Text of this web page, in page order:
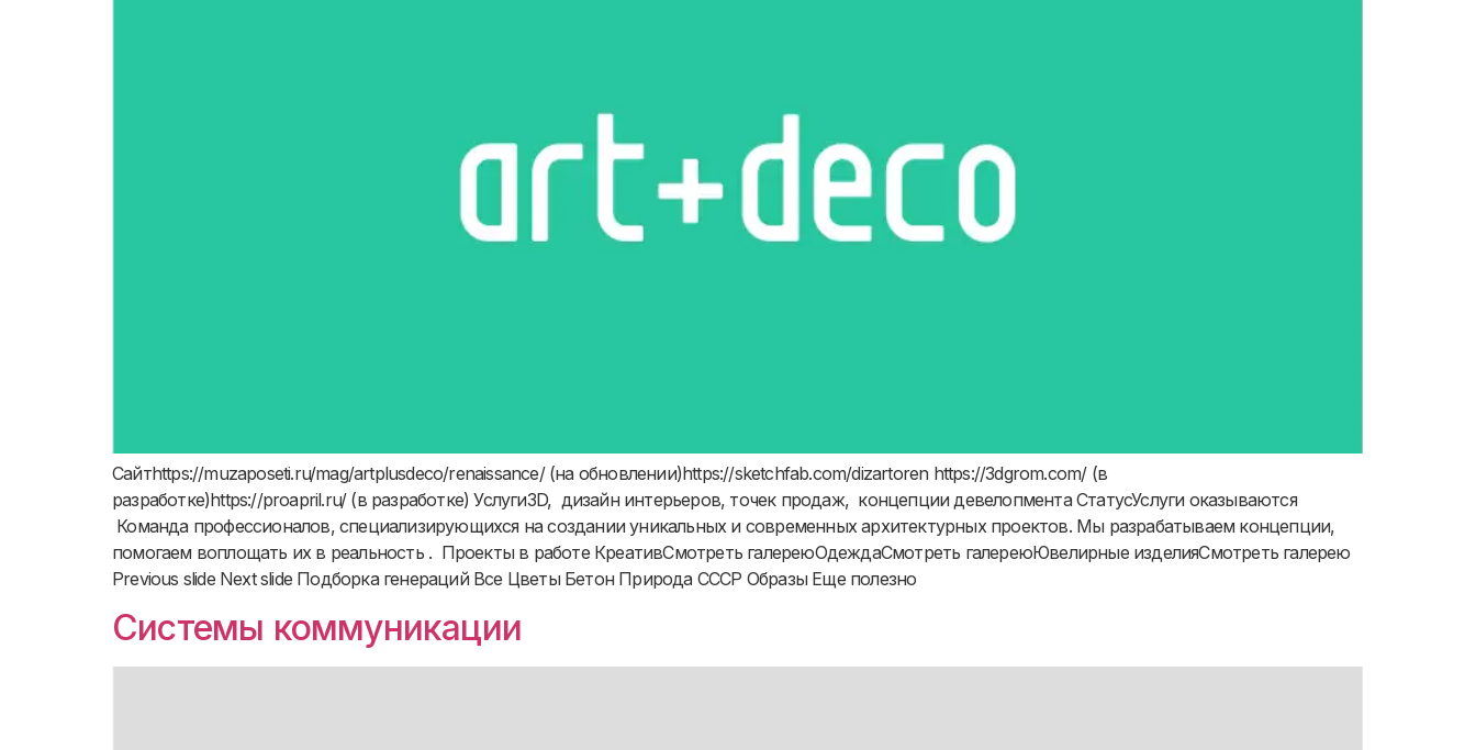
Сайтhttps://muzaposeti.ru/mag/artplusdeco/renaissance/ (на обновлении)https://sketchfab.com/dizartoren https://3dgrom.com/ (в
разработке)https://proapril.ru/ (в разработке) Услуги3D, дизайн интерьеров, точек продаж, концепции девелопмента СтатусУслуги оказываются
Команда профессионалов, специализирующихся на создании уникальных и современных архитектурных проектов. Мы разрабатываем концепции,
помогаем воплощать их в реальность . Проекты в работе КреативСмотреть галереюОдеждаСмотреть галереюЮвелирные изделияСмотреть галерею
Previous slide Next slide Подборка генераций Все Цветы Бетон Природа СССР Образы Еще полезно
Системы коммуникации